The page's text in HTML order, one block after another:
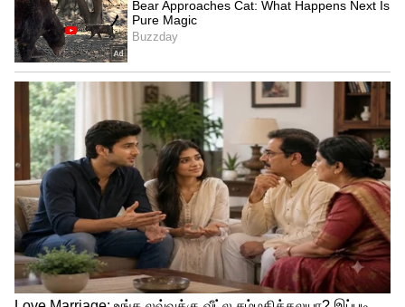
ராசிக்காரர்களுக்கு பல வழிகளில்
நன்மைகளைத் தரும்.
இந்த ராஜயோகம் உங்கள் ஜாதகத்தின்
இரண்டாவது வீட்டில்
உருவாக
இருக்கிறது.
இதன் காரணமாக உங்கள் தொடர்பு
திறன் மேம்படும்.
உங்கள் உணர்வுகள் மற்றும்
எண்ணங்களை சிறப்பாக
வெளிப்படுத்துவீர்கள்.
முடங்கி கிடந்த பணம் திடீரென கைக்கு